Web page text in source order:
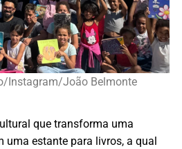
Instagram/João Belmonte
que transforma uma
uma estante para livros, a qual